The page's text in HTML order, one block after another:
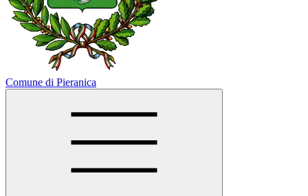
Comune di Pieranica